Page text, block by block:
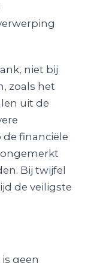
niet bij
zoals het
uit de
de financiële
Bij twijfel
de veiligste
is geen